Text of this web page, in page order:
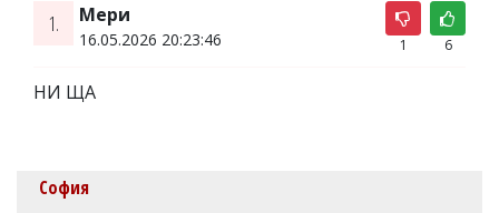
1. Мери
16.05.2026 20:23:46 1 6
НИ ЩА
София